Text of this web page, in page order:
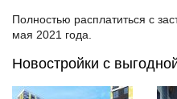
Полностью расплатиться с
мая 2021 года.
Новостройки с